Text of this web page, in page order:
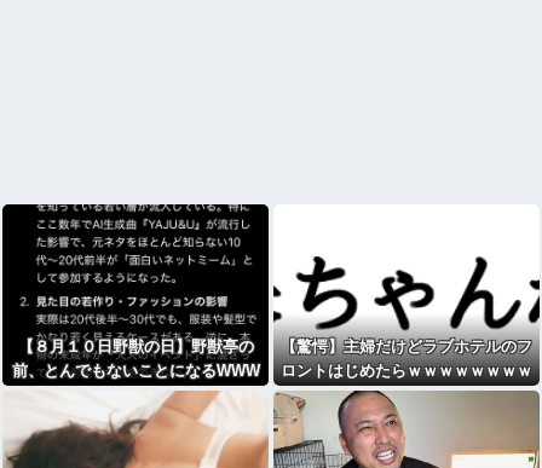
【８月１０日野獣の日】野獣亭の
前、とんでもないことになるWWW
WWWWWWWWWWWWWWW
【驚愕】主婦だけどラブホテルのフ
ロントはじめたらｗｗｗｗｗｗｗｗ
ｗｗｗｗwwww